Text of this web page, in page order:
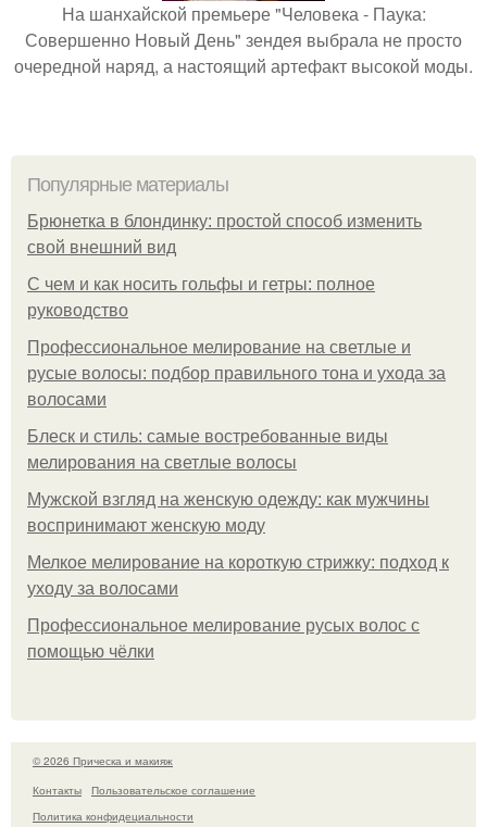
На шанхайской премьере "Человека - Паука:
Совершенно Новый День" зендея выбрала не просто
очередной наряд, а настоящий артефакт высокой моды.
Популярные материалы
Брюнетка в блондинку: простой способ изменить
свой внешний вид
С чем и как носить гольфы и гетры: полное
руководство
Профессиональное мелирование на светлые и
русые волосы: подбор правильного тона и ухода за
волосами
Блеск и стиль: самые востребованные виды
мелирования на светлые волосы
Мужской взгляд на женскую одежду: как мужчины
воспринимают женскую моду
Мелкое мелирование на короткую стрижку: подход к
уходу за волосами
Профессиональное мелирование русых волос с
помощью чёлки
© 2026 Прическа и макияж
Контакты
Пользовательское соглашение
Политика конфидециальности